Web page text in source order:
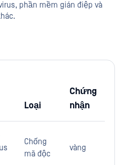
phần mềm gián điệp và
Loại
Chứng
nhận
Chống
mã độc
vàng